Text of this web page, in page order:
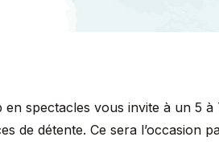
spectacles vous invite à un 5 à
de détente. Ce sera l’occasion